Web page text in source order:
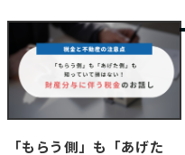
「もらう側」も「あげた